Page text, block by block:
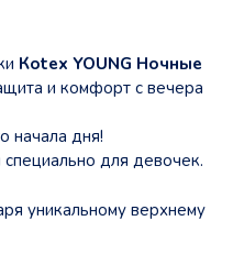
Кotex YOUNG Ночные
и комфорт с вечера
начала дня!
для девочек.
уникальному верхнему